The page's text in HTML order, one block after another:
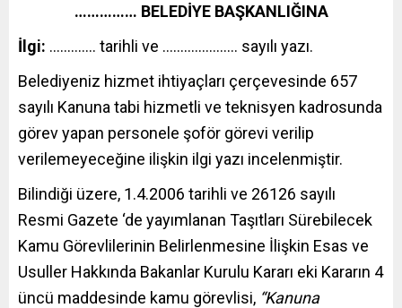
…………… BELEDİYE BAŞKANLIĞINA
İlgi: …………. tarihli ve ………………… sayılı yazı.
Belediyeniz hizmet ihtiyaçları çerçevesinde 657
sayılı Kanuna tabi hizmetli ve teknisyen kadrosunda
görev yapan personele şoför görevi verilip
verilemeyeceğine ilişkin ilgi yazı incelenmiştir.
Bilindiği üzere, 1.4.2006 tarihli ve 26126 sayılı
Resmi Gazete ‘de yayımlanan Taşıtları Sürebilecek
Kamu Görevlilerinin Belirlenmesine İlişkin Esas ve
Usuller Hakkında Bakanlar Kurulu Kararı eki Kararın 4
üncü maddesinde kamu görevlisi, “Kanuna